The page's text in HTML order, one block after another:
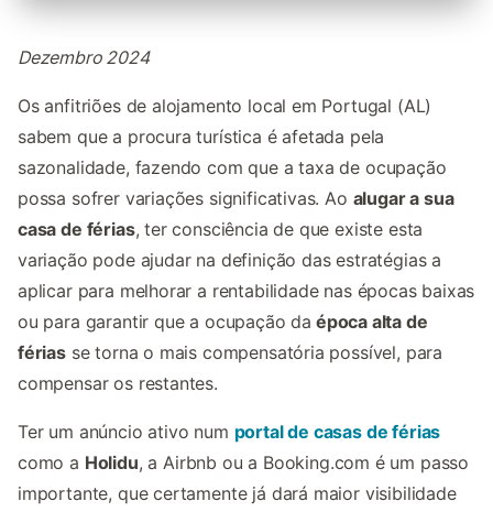
Dezembro 2024
Os anfitriões de alojamento local em Portugal (AL)
sabem que a procura turística é afetada pela
sazonalidade, fazendo com que a taxa de ocupação
possa sofrer variações significativas. Ao alugar a sua
casa de férias, ter consciência de que existe esta
variação pode ajudar na definição das estratégias a
aplicar para melhorar a rentabilidade nas épocas baixas
ou para garantir que a ocupação da época alta de
fériasse torna o mais compensatória possível, para
compensar os restantes.
Ter um anúncio ativo num portal de casas de férias
como a Holidu, a Airbnb ou a Booking.com é um passo
importante, que certamente já dará maior visibilidade